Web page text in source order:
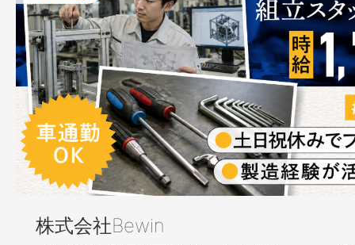
株式会社Bewin